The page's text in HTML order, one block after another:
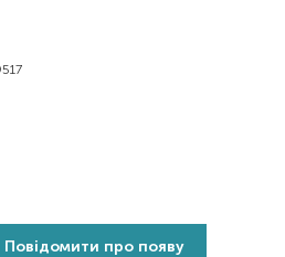
Повідомити про появу